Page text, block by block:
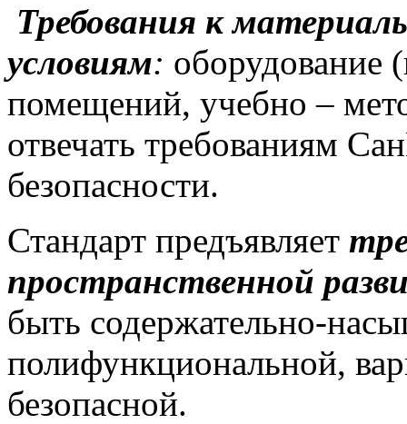
Требования к
условиям: оборудование
помещений, учебно –
отвечать требованиям
безопасности.
Стандарт предъявляет
пространственной
быть содержательно-
полифункциональной,
безопасной.